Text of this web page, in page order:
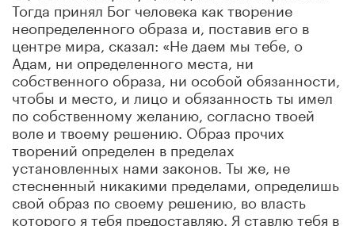
Тогда принял Бог человека как творение
неопределенного образа и, поставив его в
центре мира, сказал: «Не даем мы тебе, о
Адам, ни определенного места, ни
собственного образа, ни особой обязанности,
чтобы и место, и лицо и обязанность ты имел
по собственному желанию, согласно твоей
воле и твоему решению. Образ прочих
творений определен в пределах
установленных нами законов. Ты же, не
стесненный никакими пределами, определишь
свой образ по своему решению, во власть
которого я тебя предоставляю. Я ставлю тебя в